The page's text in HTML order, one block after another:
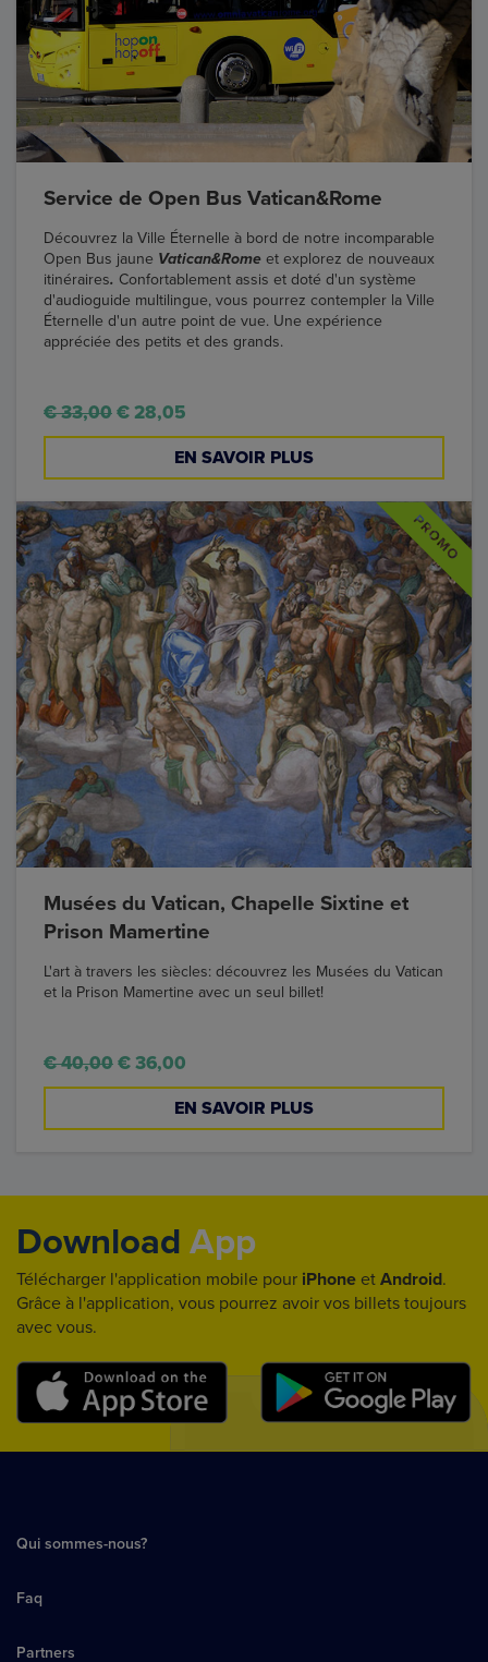
Service de Open Bus Vatican&Rome
Découvrez la Ville Éternelle à bord de notre incomparable
Open Bus jaune Vatican&Rome et explorez de nouveaux
itinéraires. Confortablement assis et doté d'un système
d'audioguide multilingue, vous pourrez contempler la Ville
Éternelle d'un autre point de vue. Une expérience
appréciée des petits et des grands.
€ 33,00€ 28,05
EN SAVOIR PLUS
Musées du Vatican, Chapelle Sixtine et
Prison Mamertine
L'art à travers les siècles: découvrez les Musées du Vatican
et la Prison Mamertine avec un seul billet!
€ 40,00€ 36,00
EN SAVOIR PLUS
Download App
Télécharger l'application mobile pour iPhone et Android.
Grâce à l'application, vous pourrez avoir vos billets toujours
avec vous.
Qui sommes-nous?
Faq
Partners